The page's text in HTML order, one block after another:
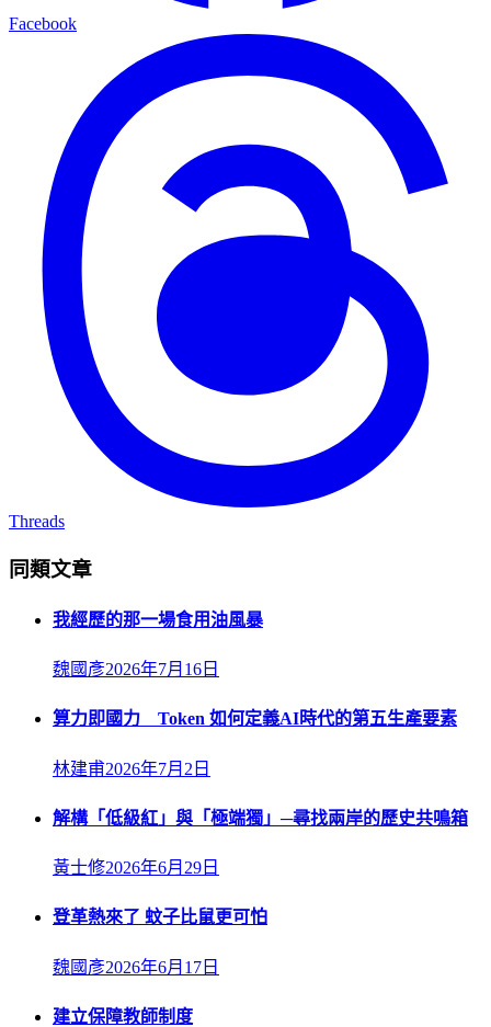
Facebook
Threads
同類文章
我經歷的那一場食用油風暴
魏國彥2026年7月16日
算力即國力 Token 如何定義AI時代的第五生產要素
林建甫2026年7月2日
解構「低級紅」與「極端獨」─尋找兩岸的歷史共鳴箱
黃士修2026年6月29日
登革熱來了 蚊子比鼠更可怕
魏國彥2026年6月17日
建立保障教師制度